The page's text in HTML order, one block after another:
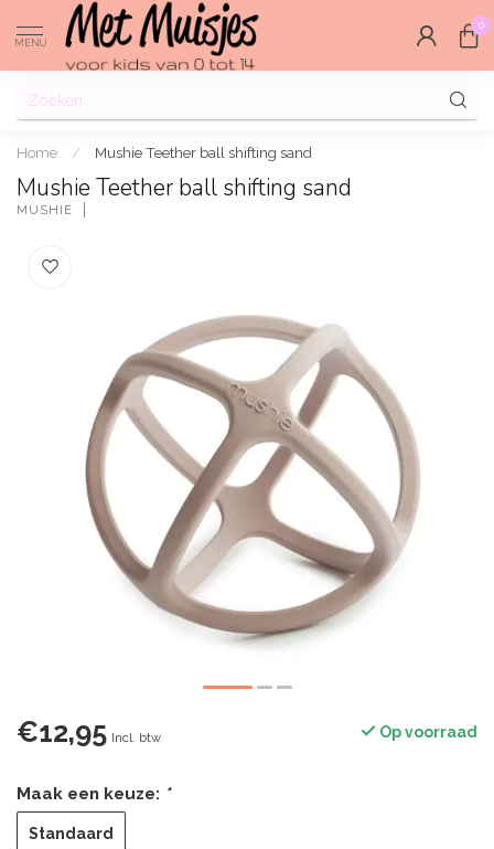
MENU
0
Home / Mushie Teether ball shifting sand
Mushie Teether ball shifting sand
MUSHIE
€12,95 Incl. btw Op voorraad
Maak een keuze: *
Standaard